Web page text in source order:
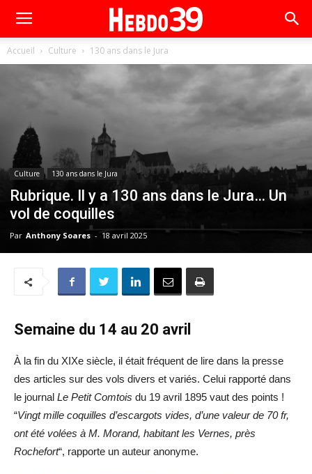
Accueil Culture 130 ans dans le Jura
Culture 130 ans dans le Jura
Rubrique. Il y a 130 ans dans le Jura… Un
vol de coquilles
Par Anthony Soares - 18 avril 2025
Semaine du 14 au 20 avril
À la fin du XIXe siècle, il était fréquent de lire dans la presse
des articles sur des vols divers et variés. Celui rapporté dans
le journal Le Petit Comtois du 19 avril 1895 vaut des points !
“Vingt mille coquilles d’escargots vides, d’une valeur de 70 fr,
ont été volées à M. Morand, habitant les Vernes, près
Rochefort“, rapporte un auteur anonyme.